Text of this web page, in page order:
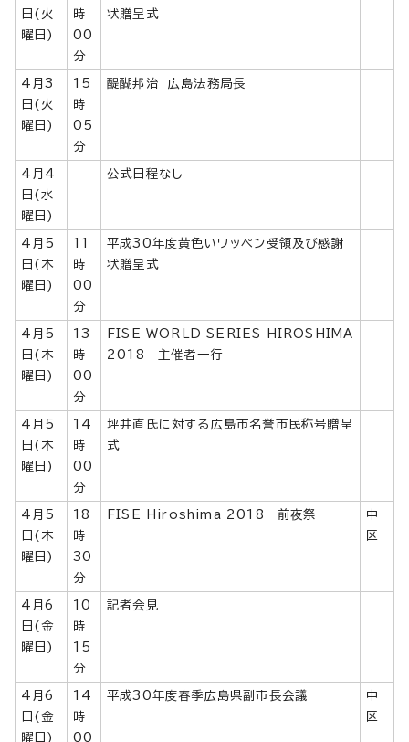
日(火
曜日)
時
00
分
状贈呈式
4月3
日(火
曜日)
15
時
05
分
醍醐邦治 広島法務局長
4月4
日(水
曜日)
公式日程なし
4月5
日(木
曜日)
11
時
00
分
平成30年度黄色いワッペン受領及び感謝
状贈呈式
4月5
日(木
曜日)
13
時
00
分
FISE WORLD SERIES HIROSHIMA
2018 主催者一行
4月5
日(木
曜日)
14
時
00
分
坪井直氏に対する広島市名誉市民称号贈呈
式
4月5
日(木
曜日)
18
時
30
分
FISE Hiroshima 2018 前夜祭
中
区
4月6
日(金
曜日)
10
時
15
分
記者会見
4月6
日(金
曜日)
14
時
00
平成30年度春季広島県副市長会議
中
区